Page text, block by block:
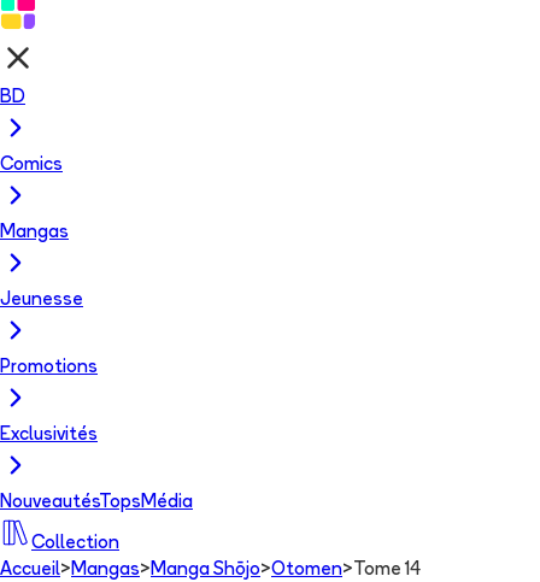
BD
Comics
Mangas
Jeunesse
Promotions
Exclusivités
NouveautésTops Média
Collection
Accueil> Mangas> Manga Shōjo>Otomen> Tome 14